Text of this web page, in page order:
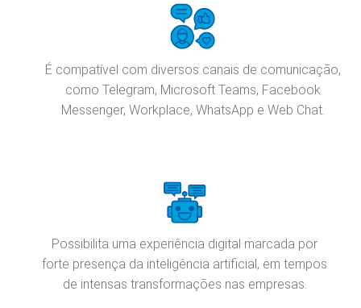
É compatível com diversos canais de comunicação,
como Telegram, Microsoft Teams, Facebook
Messenger, Workplace, WhatsApp e Web Chat.
Possibilita uma experiência digital marcada por
forte presença da inteligência artificial, em tempos
de intensas transformações nas empresas.